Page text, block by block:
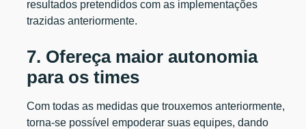
resultados pretendidos com as implementações
trazidas anteriormente.
7. Ofereça maior autonomia
para os times
Com todas as medidas que trouxemos anteriormente,
torna-se possível empoderar suas equipes, dando